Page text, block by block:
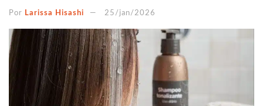
Por Larissa Hisashi 25/jan/2026